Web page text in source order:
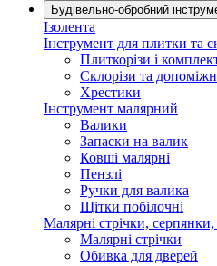
Будівельно-обробний
Ізолента
Інструмент для плитки та
Плиткорізи і
Склорізи та
Хрестики
Інструмент малярний
Валики
Запаски на валик
Ковші малярні
Пензлі
Ручки для валика
Щітки побілочні
Малярні стрічки,
Малярні стрічки
Обивка для дверей